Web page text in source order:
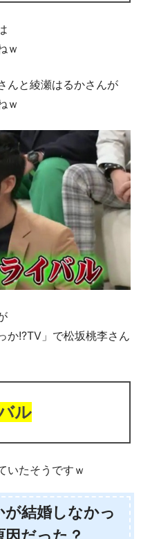
ｗ
んと綾瀬はるかさんが
ｗ
か!?TV」で松坂桃李さん
ル
いたそうですｗ
結婚しなかっ